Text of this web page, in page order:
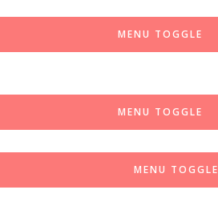
MENU TOGGLE
MENU TOGGLE
MENU TOGGLE